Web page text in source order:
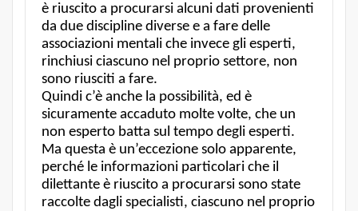
è riuscito a procurarsi alcuni dati provenienti
da due discipline diverse e a fare delle
associazioni mentali che invece gli esperti,
rinchiusi ciascuno nel proprio settore, non
sono riusciti a fare.
Quindi c’è anche la possibilità, ed è
sicuramente accaduto molte volte, che un
non esperto batta sul tempo degli esperti.
Ma questa è un’eccezione solo apparente,
perché le informazioni particolari che il
dilettante è riuscito a procurarsi sono state
raccolte dagli specialisti, ciascuno nel proprio